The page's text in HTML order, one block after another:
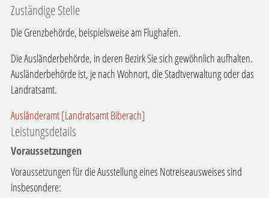
Zuständige Stelle
Die Grenzbehörde, beispielsweise am Flughafen.
Die Ausländerbehörde, in deren Bezirk Sie sich gewöhnlich aufhalten.
Ausländerbehörde ist, je nach Wohnort, die Stadtverwaltung oder das
Landratsamt.
Ausländeramt [Landratsamt Biberach]
Leistungsdetails
Voraussetzungen
Voraussetzungen für die Ausstellung eines Notreiseausweises sind
insbesondere: